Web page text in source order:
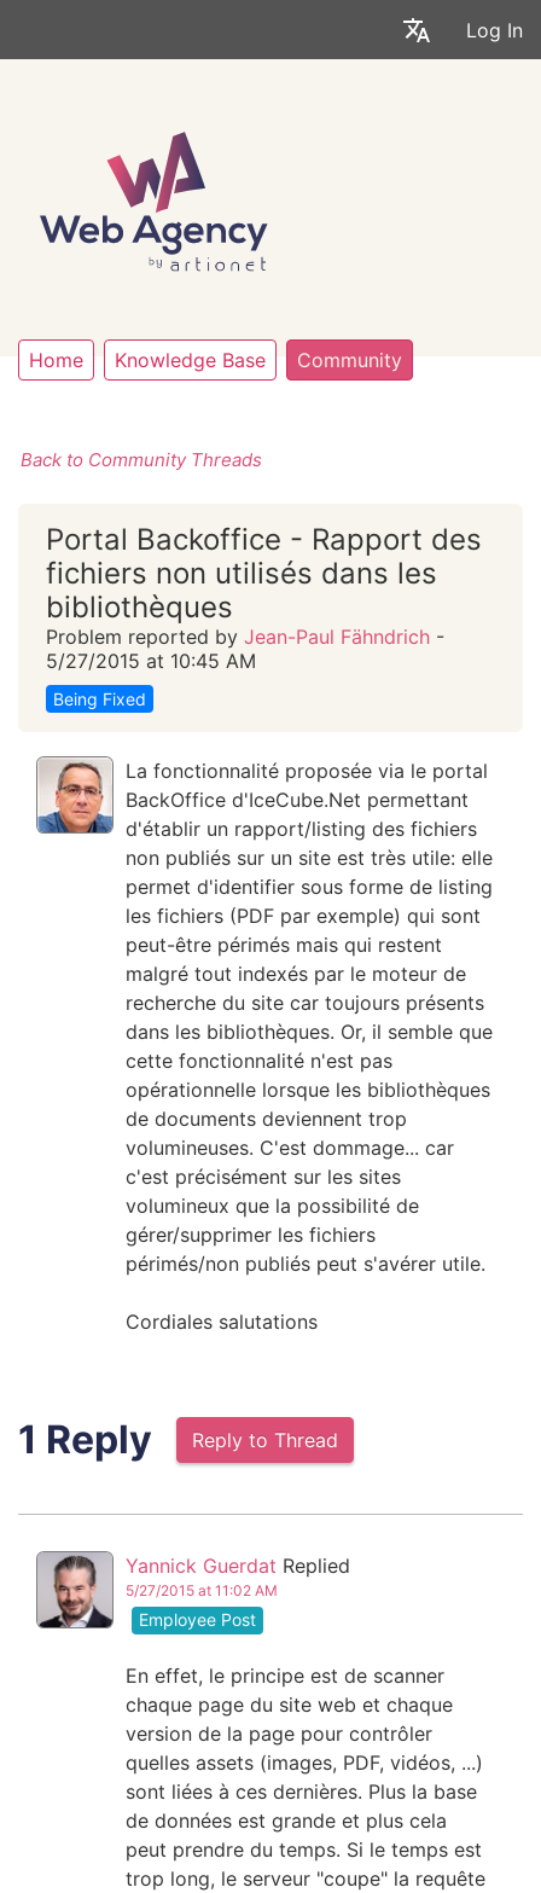
Log In
Home Knowledge Base Community
Back to Community Threads
Portal Backoffice - Rapport des
fichiers non utilisés dans les
bibliothèques
Problem reported by Jean-Paul Fähndrich -
5/27/2015 at 10:45 AM
Being Fixed
La fonctionnalité proposée via le portal
BackOffice d'IceCube.Net permettant
d'établir un rapport/listing des fichiers
non publiés sur un site est très utile: elle
permet d'identifier sous forme de listing
les fichiers (PDF par exemple) qui sont
peut-être périmés mais qui restent
malgré tout indexés par le moteur de
recherche du site car toujours présents
dans les bibliothèques. Or, il semble que
cette fonctionnalité n'est pas
opérationnelle lorsque les bibliothèques
de documents deviennent trop
volumineuses. C'est dommage... car
c'est précisément sur les sites
volumineux que la possibilité de
gérer/supprimer les fichiers
périmés/non publiés peut s'avérer utile.
Cordiales salutations
1 Reply Reply to Thread
Yannick Guerdat Replied
5/27/2015 at 11:02 AM
Employee Post
En effet, le principe est de scanner
chaque page du site web et chaque
version de la page pour contrôler
quelles assets (images, PDF, vidéos, ...)
sont liées à ces dernières. Plus la base
de données est grande et plus cela
peut prendre du temps. Si le temps est
trop long, le serveur "coupe" la requête